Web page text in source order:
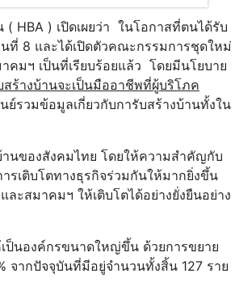
HBA ) เปิดเผยว่า ในโอกาสที่ตนได้รับ
ที่ 8 และได้เปิดตัวคณะกรรมการชุดใหม่
มฯ เป็นที่เรียบร้อยแล้ว โดยมีนโยบาย
สร้างบ้านจะเป็นมืออาชีพที่ผู้บริโภค
รวมข้อมูลเกี่ยวกับการับสร้างบ้านทั้งใน
านของสังคมไทย โดยให้ความสำคัญกับ
รเติบโตทางธุรกิจร่วมกันให้มากยิ่งขึ้น
ะสมาคมฯ ให้เติบโตได้อย่างยั่งยืนอย่าง
ป็นองค์กรขนาดใหญ่ขึ้น ด้วยการขยาย
จากปัจจุบันที่มีอยู่จำนวนทั้งสิ้น 127 ราย